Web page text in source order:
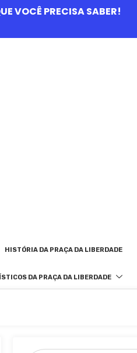
VOCÊ PRECISA SABER!
HISTÓRIA DA PRAÇA DA LIBERDADE
DA PRAÇA DA LIBERDADE